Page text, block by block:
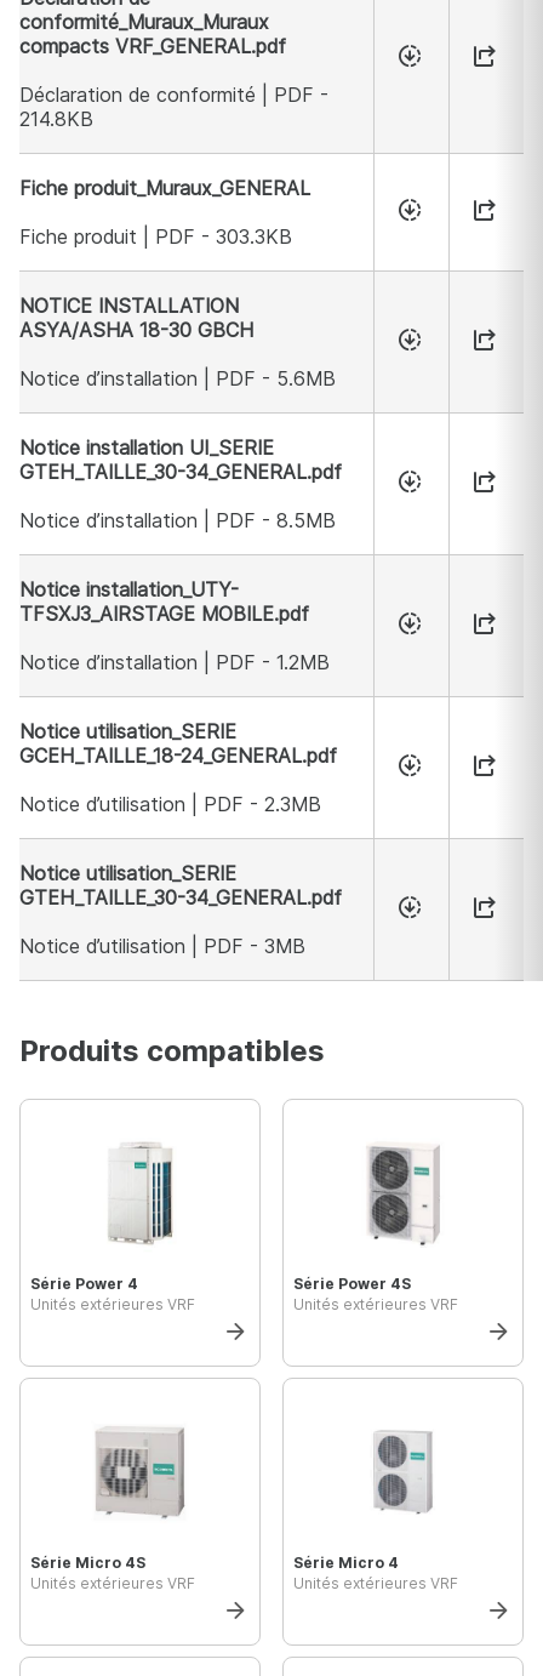
conformité_Muraux_Muraux
compacts VRF_GENERAL.pdf
Déclaration de conformité | PDF -
214.8KB
Fiche produit_Muraux_GENERAL
Fiche produit | PDF - 303.3KB
NOTICE INSTALLATION
ASYA/ASHA 18-30 GBCH
Notice d’installation | PDF - 5.6MB
Notice installation UI_SERIE
GTEH_TAILLE_30-34_GENERAL.pdf
Notice d’installation | PDF - 8.5MB
Notice installation_UTY-
TFSXJ3_AIRSTAGE MOBILE.pdf
Notice d’installation | PDF - 1.2MB
Notice utilisation_SERIE
GCEH_TAILLE_18-24_GENERAL.pdf
Notice d’utilisation | PDF - 2.3MB
Notice utilisation_SERIE
GTEH_TAILLE_30-34_GENERAL.pdf
Notice d’utilisation | PDF - 3MB
Produits compatibles
Série Power 4
Unités extérieures VRF
Série Power 4S
Unités extérieures VRF
Série Micro 4S
Unités extérieures VRF
Série Micro 4
Unités extérieures VRF